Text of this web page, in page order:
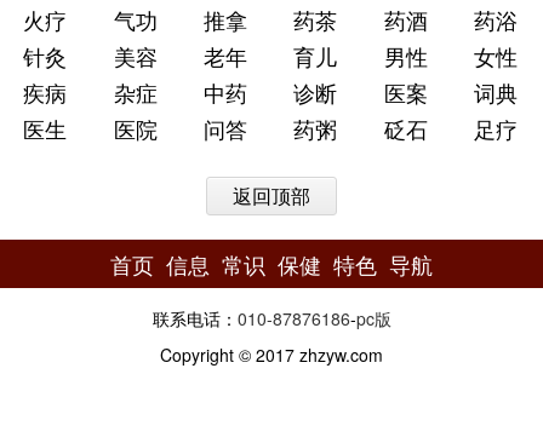
火疗
气功 推拿 药茶 药酒
药浴
针灸
美容 老年 育儿 男性
女性
疾病
杂症 中药 诊断 医案
词典
医生
医院 问答 药粥 砭石 足疗
返回顶部
首页 信息 常识 保健 特色 导航
联系电话： 010-87876186-pc版
Copyright © 2017 zhzyw.com